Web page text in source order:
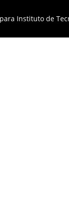
Instituto de